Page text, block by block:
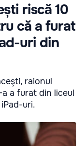
riscă 10
că a furat
uri din
raionul
a furat din liceul
uri.